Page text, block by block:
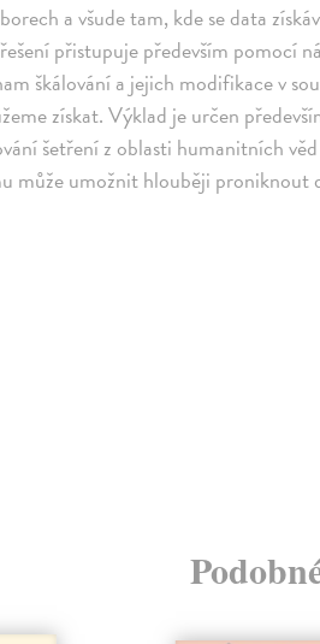
a všude tam, kde se data
přistupuje především pomocí
škálování a jejich modifikace v
získat. Výklad je určen
šetření z oblasti humanitních
může umožnit hlouběji proniknout